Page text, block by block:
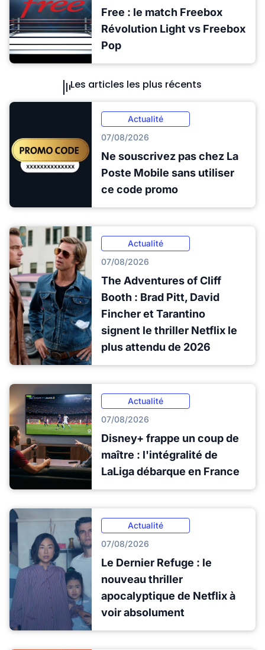
Free : le match Freebox
Révolution Light vs Freebox
Pop
Les articles les plus récents
Actualité
07/08/2026
Ne souscrivez pas chez La
Poste Mobile sans utiliser
ce code promo
Actualité
07/08/2026
The Adventures of Cliff
Booth : Brad Pitt, David
Fincher et Tarantino
signent le thriller Netflix le
plus attendu de 2026
Actualité
07/08/2026
Disney+ frappe un coup de
maître : l'intégralité de
LaLiga débarque en France
Actualité
07/08/2026
Le Dernier Refuge : le
nouveau thriller
apocalyptique de Netflix à
voir absolument